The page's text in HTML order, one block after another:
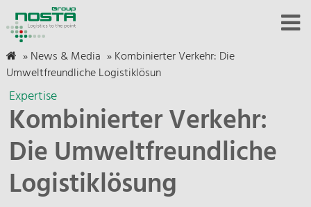
»News & Media »Kombinierter Verkehr: Die
Umweltfreundliche Logistiklösun
Expertise
Kombinierter Verkehr:
Die Umweltfreundliche
Logistiklösung